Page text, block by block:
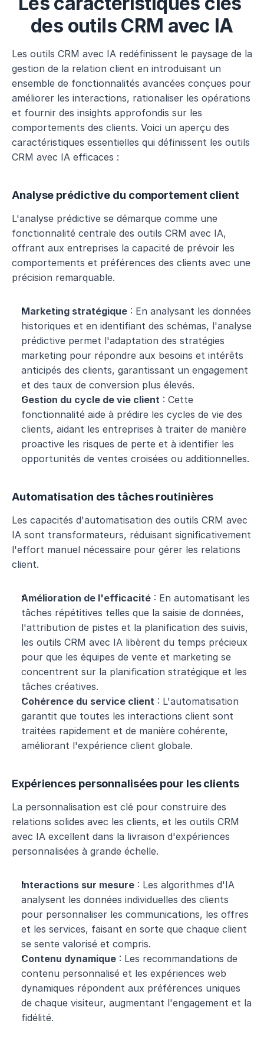
des outils CRM avec IA
Les outils CRM avec IA redéfinissent le paysage de la
gestion de la relation client en introduisant un
ensemble de fonctionnalités avancées conçues pour
améliorer les interactions, rationaliser les opérations
et fournir des insights approfondis sur les
comportements des clients. Voici un aperçu des
caractéristiques essentielles qui définissent les outils
CRM avec IA efficaces :
Analyse prédictive du comportement client
L'analyse prédictive se démarque comme une
fonctionnalité centrale des outils CRM avec IA,
offrant aux entreprises la capacité de prévoir les
comportements et préférences des clients avec une
précision remarquable.
Marketing stratégique : En analysant les données
historiques et en identifiant des schémas, l'analyse
prédictive permet l'adaptation des stratégies
marketing pour répondre aux besoins et intérêts
anticipés des clients, garantissant un engagement
et des taux de conversion plus élevés.
Gestion du cycle de vie client : Cette
fonctionnalité aide à prédire les cycles de vie des
clients, aidant les entreprises à traiter de manière
proactive les risques de perte et à identifier les
opportunités de ventes croisées ou additionnelles.
Automatisation des tâches routinières
Les capacités d'automatisation des outils CRM avec
IA sont transformateurs, réduisant significativement
l'effort manuel nécessaire pour gérer les relations
client.
Amélioration de l'efficacité : En automatisant les
tâches répétitives telles que la saisie de données,
l'attribution de pistes et la planification des suivis,
les outils CRM avec IA libèrent du temps précieux
pour que les équipes de vente et marketing se
concentrent sur la planification stratégique et les
tâches créatives.
Cohérence du service client : L'automatisation
garantit que toutes les interactions client sont
traitées rapidement et de manière cohérente,
améliorant l'expérience client globale.
Expériences personnalisées pour les clients
La personnalisation est clé pour construire des
relations solides avec les clients, et les outils CRM
avec IA excellent dans la livraison d'expériences
personnalisées à grande échelle.
Interactions sur mesure : Les algorithmes d'IA
analysent les données individuelles des clients
pour personnaliser les communications, les offres
et les services, faisant en sorte que chaque client
se sente valorisé et compris.
Contenu dynamique : Les recommandations de
contenu personnalisé et les expériences web
dynamiques répondent aux préférences uniques
de chaque visiteur, augmentant l'engagement et la
fidélité.